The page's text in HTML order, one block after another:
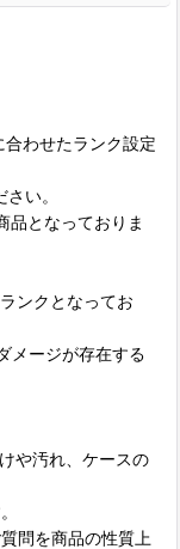
わせたランク設定
い。
品となっておりま
ンクとなってお
メージが存在する
や汚れ、ケースの
問を商品の性質上